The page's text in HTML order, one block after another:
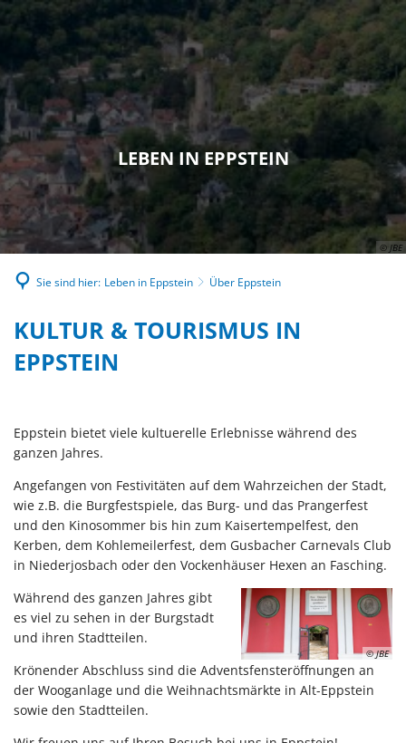
© JBE
LEBEN IN EPPSTEIN
Sie sind hier: Leben in Eppstein Über Eppstein
ÜBER
EPPSTEIN
KULTUR & TOURISMUS IN
EPPSTEIN
Eppstein bietet viele kultuerelle Erlebnisse während des
ganzen Jahres.
Angefangen von Festivitäten auf dem Wahrzeichen der Stadt,
wie z.B. die Burgfestspiele, das Burg- und das Prangerfest
und den Kinosommer bis hin zum Kaisertempelfest, den
Kerben, dem Kohlemeilerfest, dem Gusbacher Carnevals Club
in Niederjosbach oder den Vockenhäuser Hexen an Fasching.
© JBE
Während des ganzen Jahres gibt
es viel zu sehen in der Burgstadt
und ihren Stadtteilen.
Krönender Abschluss sind die Adventsfensteröffnungen an
der Wooganlage und die Weihnachtsmärkte in Alt-Eppstein
sowie den Stadtteilen.